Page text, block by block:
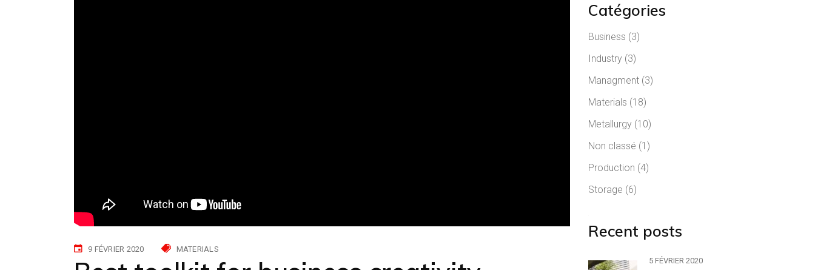
9 FÉVRIER 2020 MATERIALS
Catégories
Business (3)
Industry(3)
Managment(3)
Materials (18)
Metallurgy(10)
Non classé (1)
Production (4)
Storage (6)
Recent posts
5 FÉVRIER 2020